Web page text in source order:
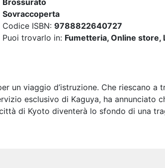
Brossurato
Sovraccoperta
Codice ISBN: 9788822640727
Puoi trovarlo in: Fumetteria, Online store,
un viaggio d’istruzione. Che riescano a
esclusivo di Kaguya, ha annunciato
di Kyoto diventerà lo sfondo di una